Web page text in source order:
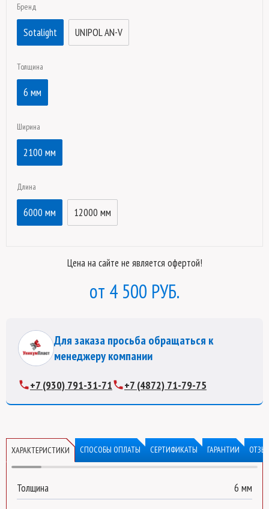
Бренд
Sotalight UNIPOL AN-V
Толщина
6 мм
Ширина
2100 мм
Длина
6000 мм 12000 мм
Цена на сайте не является офертой!
4 500 РУБ.
Для заказа просьба обращаться к
менеджеру компании
+7 (930) 791-31-71 +7 (4872) 71-79-75
ХАРАКТЕРИСТИКИ СПОСОБЫ ОПЛАТЫ СЕРТИФИКАТЫ ГАРАНТИИ
Толщина 6 мм
оранжевый
длина:6000 мм
Оставьте свой номер телефонадля быстрого рассчетанашим